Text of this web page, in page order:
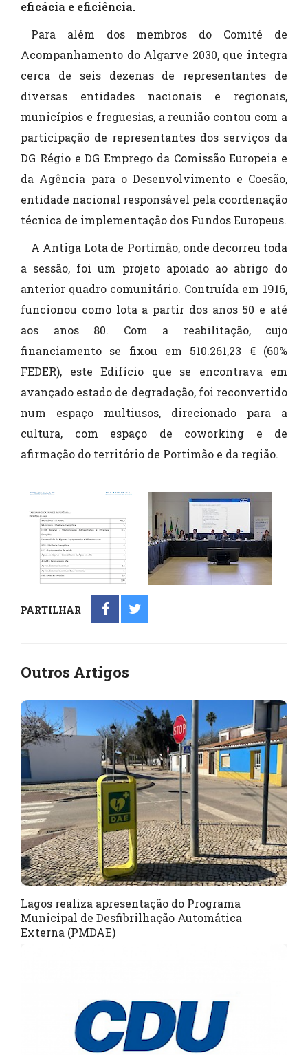
eficácia e eficiência.
Para além dos membros do Comité de
Acompanhamento do Algarve 2030, que integra
cerca de seis dezenas de representantes de
diversas entidades nacionais e regionais,
municípios e freguesias, a reunião contou com a
participação de representantes dos serviços da
DG Régio e DG Emprego da Comissão Europeia e
da Agência para o Desenvolvimento e Coesão,
entidade nacional responsável pela coordenação
técnica de implementação dos Fundos Europeus.
A Antiga Lota de Portimão, onde decorreu toda
a sessão, foi um projeto apoiado ao abrigo do
anterior quadro comunitário. Contruída em 1916,
funcionou como lota a partir dos anos 50 e até
aos anos 80. Com a reabilitação, cujo
financiamento se fixou em 510.261,23 € (60%
FEDER), este Edifício que se encontrava em
avançado estado de degradação, foi reconvertido
num espaço multiusos, direcionado para a
cultura, com espaço de coworking e de
afirmação do território de Portimão e da região.
PARTILHAR
Outros Artigos
Lagos realiza apresentação do Programa
Municipal de Desfibrilhação Automática
Externa (PMDAE)